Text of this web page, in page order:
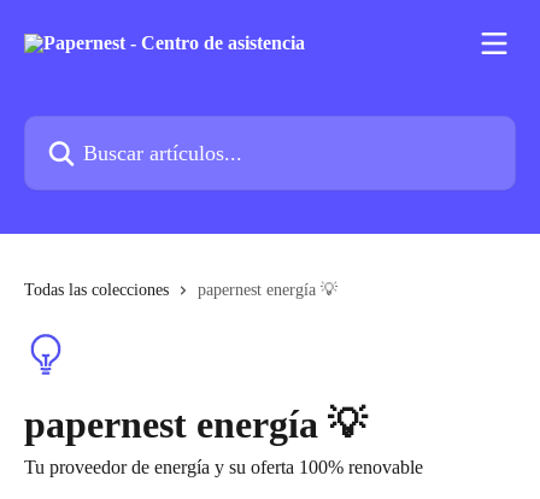
Buscar artículos...
Todas las colecciones papernest energía 💡
papernest energía 💡
Tu proveedor de energía y su oferta 100% renovable